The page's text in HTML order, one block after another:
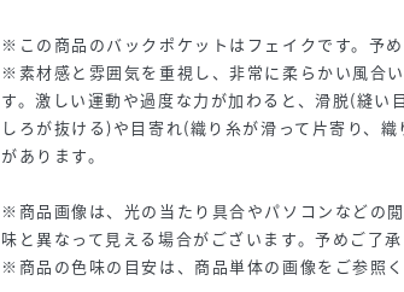
※この商品のバックポケットはフェイクです。予め
※素材感と雰囲気を重視し、非常に柔らかい風合
す。激しい運動や過度な力が加わると、滑脱(縫い
しろが抜ける)や目寄れ(織り糸が滑って片寄り、
があります。
※商品画像は、光の当たり具合やパソコンなどの
味と異なって見える場合がございます。予めご了承
※商品の色味の目安は、商品単体の画像をご参照く